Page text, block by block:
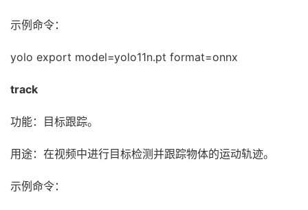
示例命令：
yolo export model=yolo11n.pt format=onnx
track
功能：目标跟踪。
用途：在视频中进行目标检测并跟踪物体的运动轨迹。
示例命令：